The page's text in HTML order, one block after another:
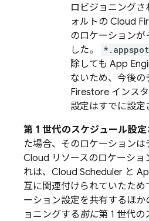
ロビジョニング
ォルトの Cloud
のロケーションが
した。
除しても App
ないため、今後の
Firestore インス
設定はすでに設定
第 1 世代のスケジュール設
た場合、そのロケーションは
Cloud リソースのロケーショ
れは、 Cloud Scheduler と
互に関連付けられていたため
ーション設定を共有するほ
ョニングする 前に第 1 世代の